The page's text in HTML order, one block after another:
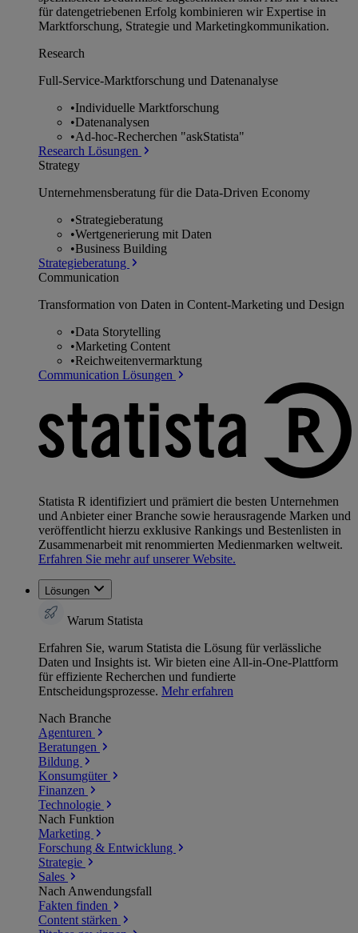
für datengetriebenen Erfolg kombinieren wir Expertise in
Marktforschung, Strategie und Marketingkommunikation.
Research
Full-Service-Marktforschung und Datenanalyse
•Individuelle Marktforschung
•Datenanalysen
•Ad-hoc-Recherchen "askStatista"
Research Lösungen
Strategy
Unternehmens­beratung für die Data-Driven Economy
•Strategieberatung
•Wertgenerierung mit Daten
•Business Building
Strategieberatung
Communication
Transformation von Daten in Content-Marketing und Design
•Data Storytelling
•Marketing Content
•Reichweitenvermarktung
Communication Lösungen
Statista R identifiziert und prämiert die besten Unternehmen
und Anbieter einer Branche sowie herausragende Marken und
veröffentlicht hierzu exklusive Rankings und Bestenlisten in
Zusammenarbeit mit renommierten Medienmarken weltweit.
Erfahren Sie mehr auf unserer Website.
Lösungen
Warum Statista
Erfahren Sie, warum Statista die Lösung für verlässliche
Daten und Insights ist. Wir bieten eine All-in-One-Plattform
für effiziente Recherchen und fundierte
Entscheidungsprozesse. Mehr erfahren
Nach Branche
Agenturen
Beratungen
Bildung
Konsumgüter
Finanzen
Technologie
Nach Funktion
Marketing
Forschung & Entwicklung
Strategie
Sales
Nach Anwendungsfall
Fakten finden
Content stärken